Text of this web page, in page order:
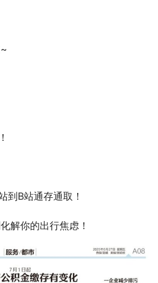
到B站通存通取！
解你的出行焦虑！